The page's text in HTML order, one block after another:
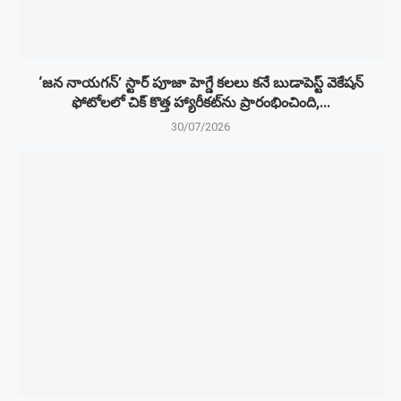
‘జన నాయగన్’ స్టార్ పూజా హెగ్డే కలలు కనే బుడాపెస్ట్ వెకేషన్
ఫోటోలలో చిక్ కొత్త హ్యారీకట్‌ను ప్రారంభించింది,...
30/07/2026